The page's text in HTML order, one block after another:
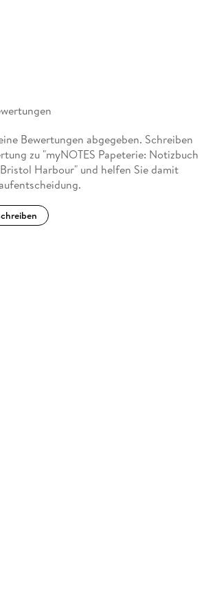
Bewertungen abgegeben. Schreiben
zu "myNOTES Papeterie: Notizbuch
Harbour" und helfen Sie damit